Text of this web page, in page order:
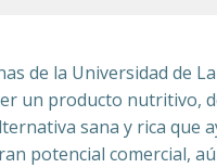
de la Universidad de
un producto nutritivo,
sana y rica que
potencial comercial,